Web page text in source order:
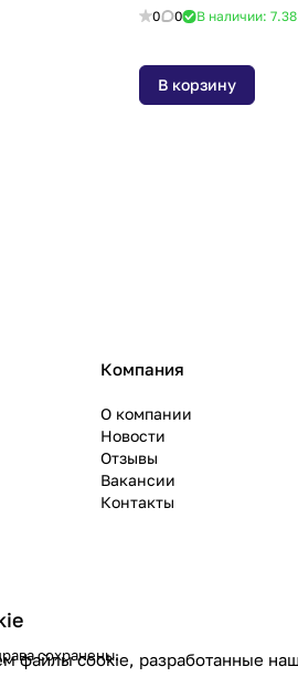
0 0 В наличии:
В корзину
Компания
О компании
Новости
Отзывы
Вакансии
Контакты
сохранены.
файлы cookie, разработанные